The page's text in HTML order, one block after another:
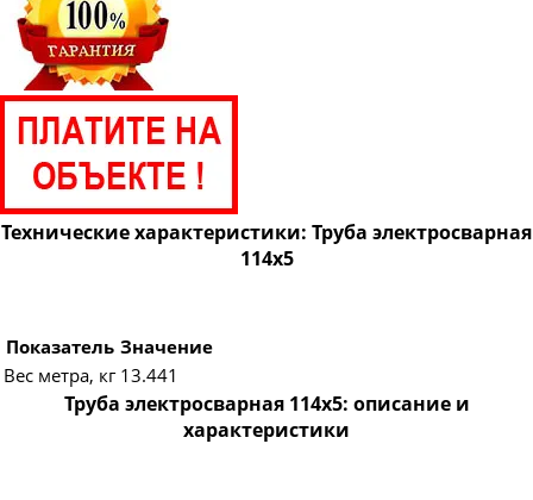
Труба электросварная 820
Труба электросварная 920
Труба электросварная 1020
Труба электросварная 1220
Труба электросварная 1420
Технические характеристики: Труба электросварная
114х5
Показатель Значение
Вес метра, кг 13.441
Труба электросварная 114х5: описание и
характеристики